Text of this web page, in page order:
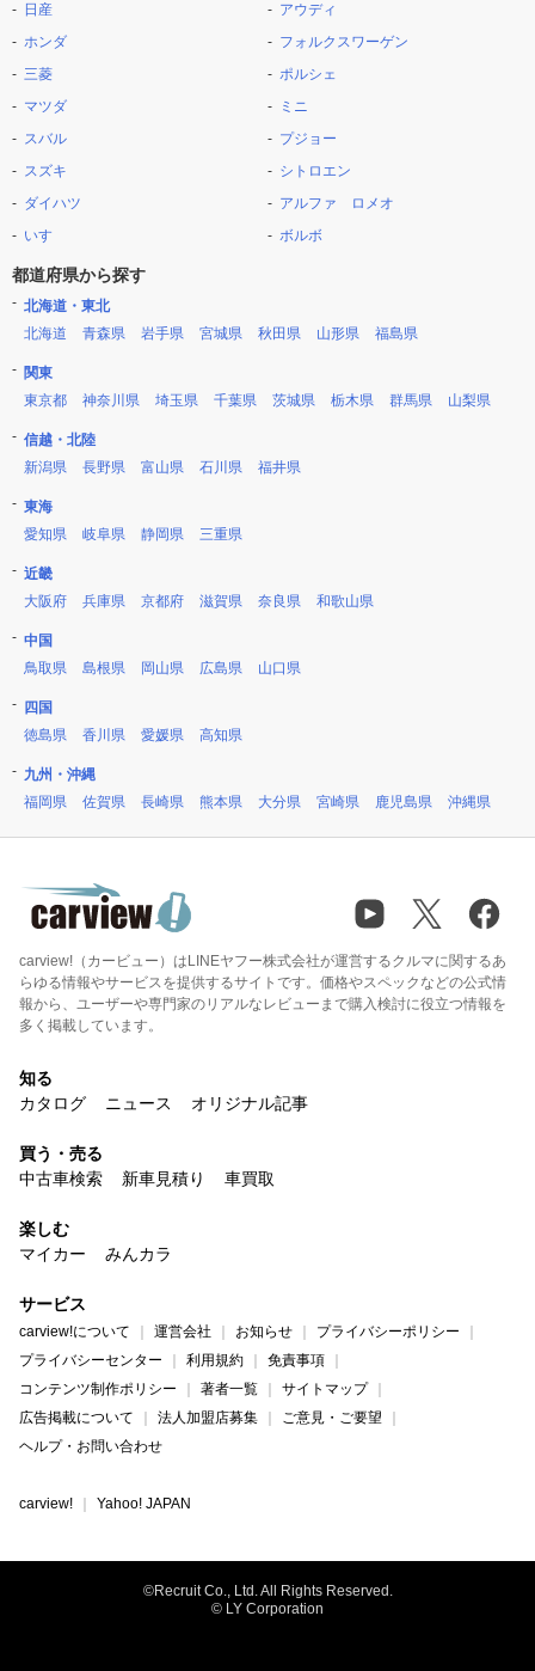
日産
ホンダ
三菱
マツダ
スバル
スズキ
ダイハツ
いすゞ
アウディ
フォルクスワーゲン
ポルシェ
ミニ
プジョー
シトロエン
アルファ ロメオ
ボルボ
都道府県から探す
北海道・東北
北海道
青森県 岩手県 宮城県 秋田県 山形県 福島県
関東
東京都
神奈川県 埼玉県 千葉県 茨城県 栃木県 群馬県 山梨県
信越・北陸
新潟県
長野県 富山県 石川県 福井県
東海
愛知県
岐阜県 静岡県 三重県
近畿
大阪府
兵庫県 京都府 滋賀県 奈良県 和歌山県
中国
鳥取県
島根県 岡山県 広島県 山口県
四国
徳島県
香川県 愛媛県 高知県
九州・沖縄
福岡県
佐賀県 長崎県 熊本県 大分県 宮崎県 鹿児島県 沖縄県
carview!（カービュー）はLINEヤフー株式会社が運営するクルマに関するあ
らゆる情報やサービスを提供するサイトです。価格やスペックなどの公式情
報から、ユーザーや専門家のリアルなレビューまで購入検討に役立つ情報を
多く掲載しています。
知る
カタログ
ニュース オリジナル記事
買う・売る
中古車検索
新車見積り 車買取
楽しむ
マイカー
みんカラ
サービス
carview!について 運営会社 お知らせ
プライバシーポリシー
プライバシーセンター
利用規約
免責事項
コンテンツ制作ポリシー
著者一覧
サイトマップ
広告掲載について
法人加盟店募集
ご意見・ご要望
ヘルプ・お問い合わせ
carview! Yahoo! JAPAN
©Recruit Co., Ltd. All Rights Reserved.
© LY Corporation